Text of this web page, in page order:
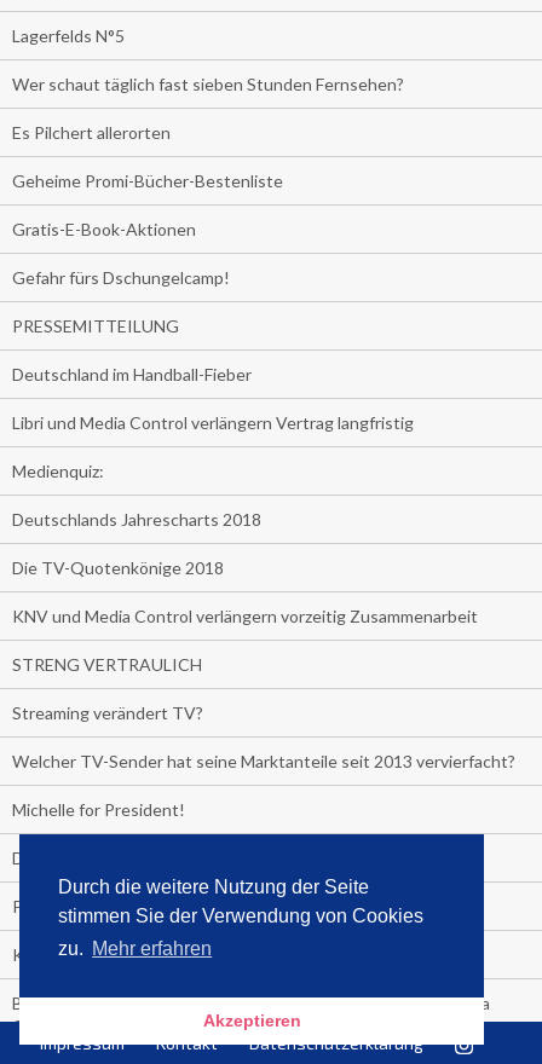
Durch die weitere Nutzung der Seite
stimmen Sie der Verwendung von Cookies
zu. Mehr erfahren
Akzeptieren
Lagerfelds N°5
Wer schaut täglich fast sieben Stunden Fernsehen?
Es Pilchert allerorten
Geheime Promi-Bücher-Bestenliste
Gratis-E-Book-Aktionen
Gefahr fürs Dschungelcamp!
PRESSEMITTEILUNG
Deutschland im Handball-Fieber
Libri und Media Control verlängern Vertrag langfristig
Medienquiz:
Deutschlands Jahrescharts 2018
Die TV-Quotenkönige 2018
KNV und Media Control verlängern vorzeitig Zusammenarbeit
STRENG VERTRAULICH
Streaming verändert TV?
Welcher TV-Sender hat seine Marktanteile seit 2013 vervierfacht?
Michelle for President!
Das gruseligste Buch aller Zeiten
Promi-Biografien
Kerkeling erhält Spitzenfeder für meistverkauftes Buch
Börsenverein und MVB verlängern vorzeitig Verträge mit Media
Control bis 2024
Impressum Kontakt Datenschutzerklärung